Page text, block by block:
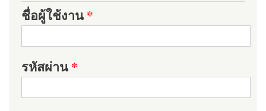
ชื่อผู้ใช้งาน*
รหัสผ่าน*